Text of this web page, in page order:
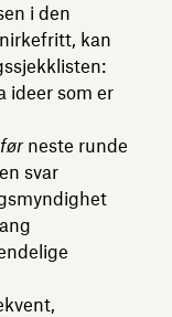
i den
kan
ideer som er
førneste runde
svar